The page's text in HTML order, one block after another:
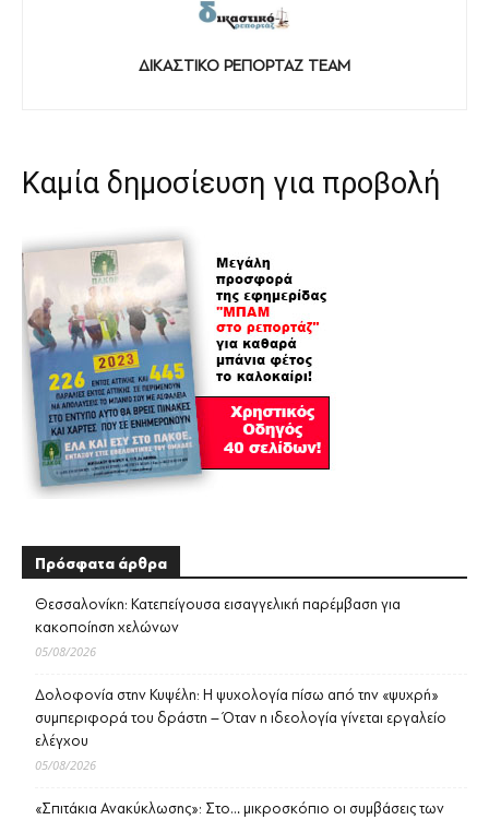
ΔΙΚΑΣΤΙΚΟ ΡΕΠΟΡΤΑΖ TEAM
Καμία δημοσίευση για προβολή
Πρόσφατα άρθρα
Θεσσαλονίκη: Κατεπείγουσα εισαγγελική παρέμβαση για
κακοποίηση χελώνων
05/08/2026
Δολοφονία στην Κυψέλη: Η ψυχολογία πίσω από την «ψυχρή»
συμπεριφορά του δράστη – Όταν η ιδεολογία γίνεται εργαλείο
ελέγχου
05/08/2026
«Σπιτάκια Ανακύκλωσης»: Στο… μικροσκόπιο οι συμβάσεις των